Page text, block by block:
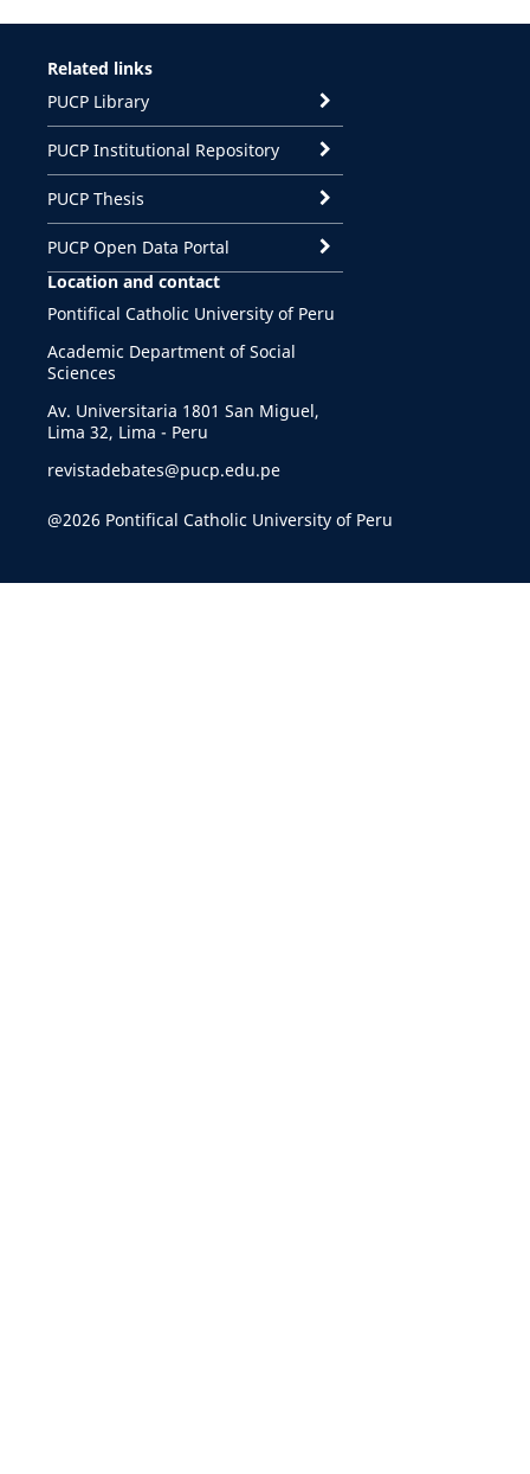
Related links
PUCP Library
PUCP Institutional Repository
PUCP Thesis
PUCP Open Data Portal
Location and contact
Pontifical Catholic University of Peru
Academic Department of Social
Sciences
Av. Universitaria 1801 San Miguel,
Lima 32, Lima - Peru
revistadebates@pucp.edu.pe
@2026 Pontifical Catholic University of Peru